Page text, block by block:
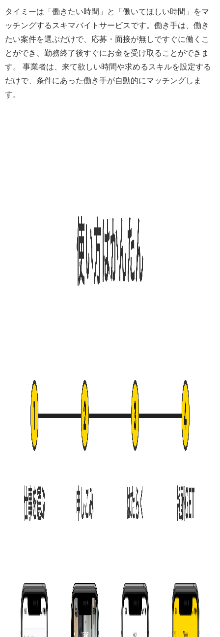
タイミーは「働きたい時間」と「働いてほしい時間」をマ
ッチングするスキマバイトサービスです。働き手は、働き
たい案件を選ぶだけで、応募・面接が無しですぐに働くこ
とができ、勤務終了後すぐにお金を受け取ることができま
す。 事業者は、来て欲しい時間や求めるスキルを設定する
だけで、条件にあった働き手が自動的にマッチングしま
す。